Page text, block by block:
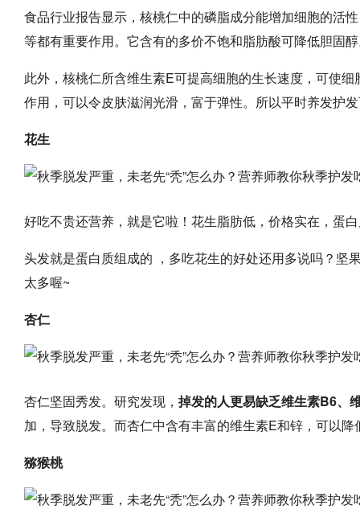
食品行业报告显示，核桃仁中的磷脂成分能增加细胞的活
等都有重要作用。它含有的多价不饱和脂肪酸可降低胆固
此外，核桃仁所含维生素E可提高细胞的生长速度，可使
作用，可以令皮肤滋润光滑，富于弹性。所以平时养发护
花生
好吃不贵还营养，就是它啦！花生脂肪低，价格实在，蛋
头发就是蛋白质组成的 ，多吃花生的好处还用多说吗？坚
太多喔~
杏仁
杏仁坚固秀发。研究发现， 掉发的人更易缺乏维生素B6、
加，导致脱发。而杏仁中含有丰富的维生素E和锌，可以
猕猴桃